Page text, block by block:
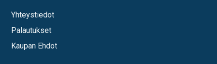
Yhteystiedot
Palautukset
Kaupan Ehdot